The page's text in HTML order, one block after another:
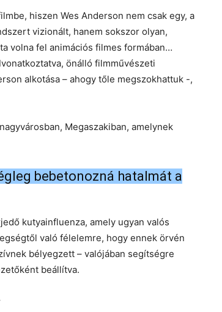
hiszen Wes Anderson nem csak egy, a
vizionált, hanem sokszor olyan,
volna fel animációs filmes formában…
önálló filmművészeti
alkotása – ahogy tőle megszokhattuk -,
Megaszakiban, amelynek
bebetonozná hatalmát a
kutyainfluenza, amely ugyan valós
való félelemre, hogy ennek örvén
bélyegzett – valójában segítségre
beállítva.